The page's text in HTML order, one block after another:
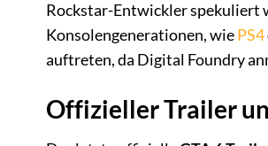
Rockstar-Entwickler spekuliert
Konsolengenerationen, wiePS4
auftreten, da Digital Foundry
Offizieller Trailer